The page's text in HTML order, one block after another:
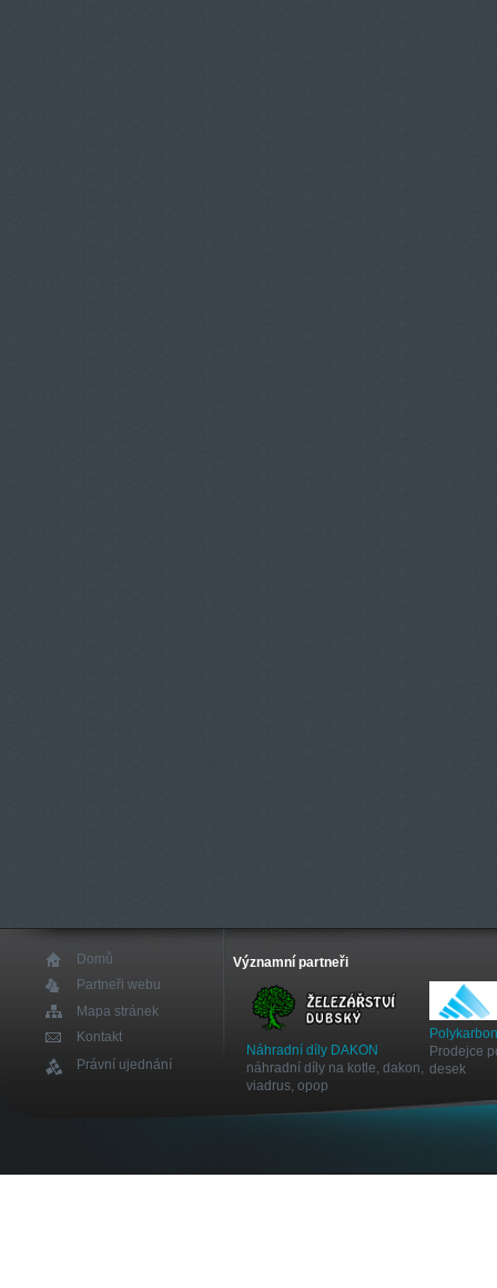
Domů
Partneři webu
Mapa stránek
Kontakt
Právní ujednání
Významní partneři
Náhradní díly DAKON
náhradní díly na kotle, dakon,
viadrus, opop
Prodejce
desek